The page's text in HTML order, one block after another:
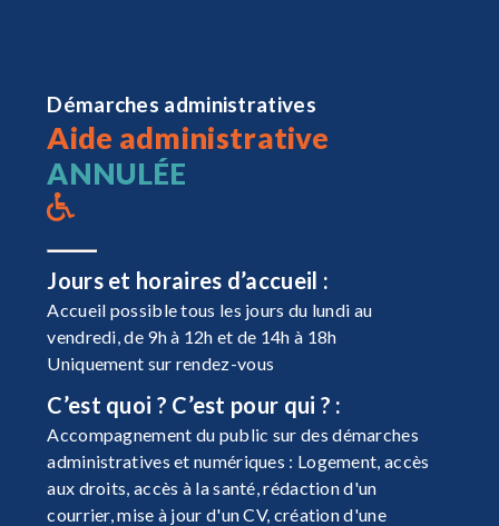
Démarches administratives
Aide administrative
ANNULÉE
Jours et horaires d’accueil :
Accueil possible tous les jours du lundi au
vendredi, de 9h à 12h et de 14h à 18h
Uniquement sur rendez-vous
C’est quoi ? C’est pour qui ? :
Accompagnement du public sur des démarches
administratives et numériques : Logement, accès
aux droits, accès à la santé, rédaction d'un
courrier, mise à jour d'un CV, création d'une